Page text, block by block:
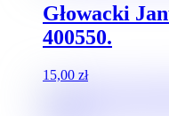
Głowacki
400550.
15,00 zł